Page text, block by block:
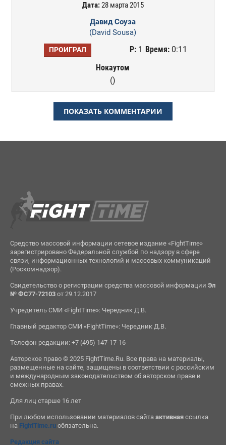
Дата:28 марта 2015
Давид Соуза
(David Sousa)
ПРОИГРАЛ Р:1 Время:0:11
Нокаутом
()
ПОКАЗАТЬ КОММЕНТАРИИ
Средство массовой информации сетевое издание «FightTime»
зарегистрировано Федеральной службой по надзору в сфере
связи, информационных технологий и массовых коммуникаций
(Роскомнадзор).
Свидетельство о регистрации средства массовой информации Эл
№ ФС77-72103от 29.12.2017
Учредитель СМИ «FightTime»: Чередник Д.В.
Главный редактор СМИ «FightTime»: Чередник Д.В.
Телефон редакции: +7 (495) 147-17-16
Авторское право © 2025 FightTime.Ru. Все права на материалы,
размещенные на сайте, защищены в соответствии с российским
и международным законодательством об авторском праве и
смежных правах.
Для лиц старше 16 лет
При любом использовании материалов сайта активнаяссылка
на FightTime.ruобязательна.
Редакция сайта